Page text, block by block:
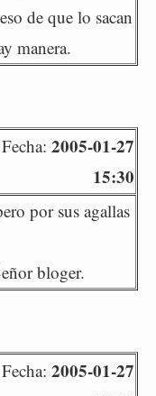
de que lo sacan
manera.
Fecha: 2005-01-27
15:30
por sus agallas
bloger.
Fecha: 2005-01-27